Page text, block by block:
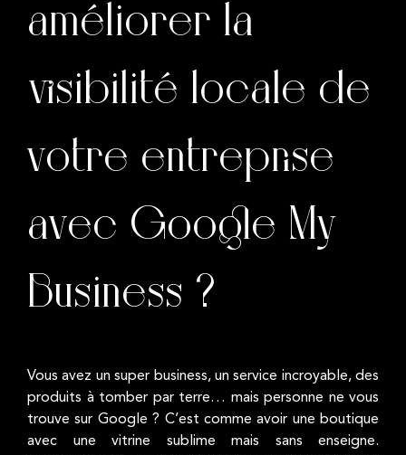
améliorer la
visibilité locale de
votre entreprise
avec Google My
Business ?
Vous avez un super business, un service incroyable, des
produits à tomber par terre… mais personne ne vous
trouve sur Google ? C’est comme avoir une boutique
avec une vitrine sublime mais sans enseigne.